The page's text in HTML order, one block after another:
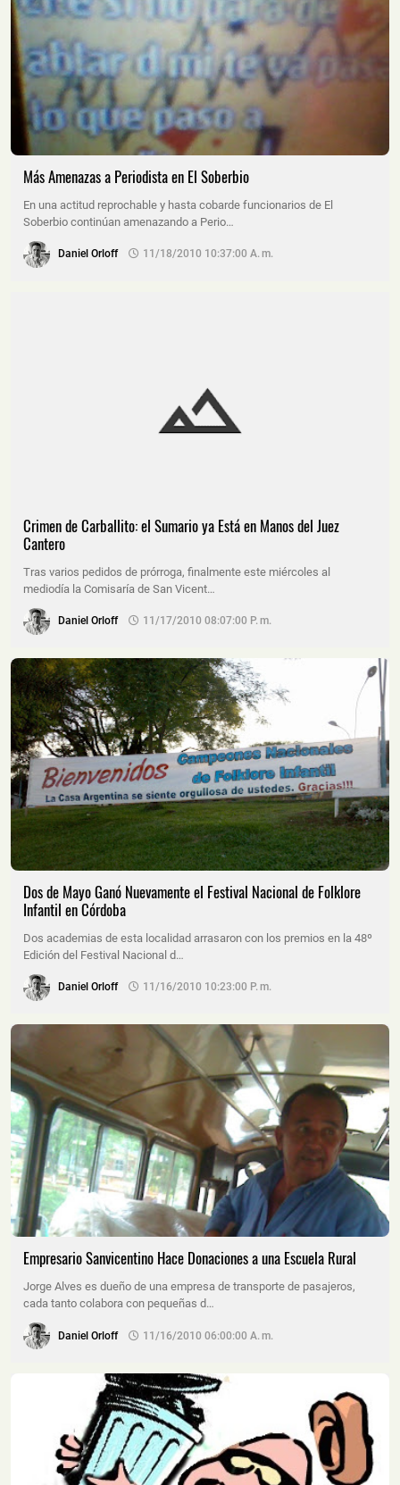
Más Amenazas a Periodista en El Soberbio
En una actitud reprochable y hasta cobarde funcionarios de El
Soberbio continúan amenazando a Perio…
Daniel Orloff 11/18/2010 10:37:00 A. M.
Crimen de Carballito: el Sumario ya Está en Manos del Juez
Cantero
Tras varios pedidos de prórroga, finalmente este miércoles al
mediodía la Comisaría de San Vicent…
Daniel Orloff 11/17/2010 08:07:00 P. M.
Dos de Mayo Ganó Nuevamente el Festival Nacional de Folklore
Infantil en Córdoba
Dos academias de esta localidad arrasaron con los premios en la 48º
Edición del Festival Nacional d…
Daniel Orloff 11/16/2010 10:23:00 P. M.
Empresario Sanvicentino Hace Donaciones a una Escuela Rural
Jorge Alves es dueño de una empresa de transporte de pasajeros,
cada tanto colabora con pequeñas d…
Daniel Orloff 11/16/2010 06:00:00 A. M.